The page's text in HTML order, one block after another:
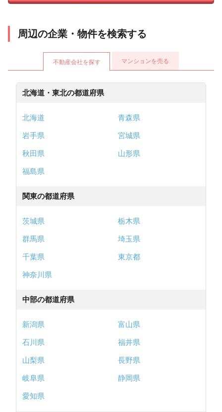
周辺の企業・物件を検索する
不動産会社を探す マンションを売る
北海道・東北の都道府県
北海道
青森県
岩手県
宮城県
秋田県
山形県
福島県
関東の都道府県
茨城県
栃木県
群馬県
埼玉県
千葉県
東京都
神奈川県
中部の都道府県
新潟県
富山県
石川県
福井県
山梨県
長野県
岐阜県
静岡県
愛知県